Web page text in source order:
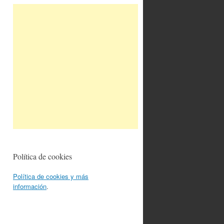
Política de cookies
Política de cookies y más
información.